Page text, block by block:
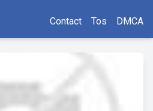
Contact Tos DMCA